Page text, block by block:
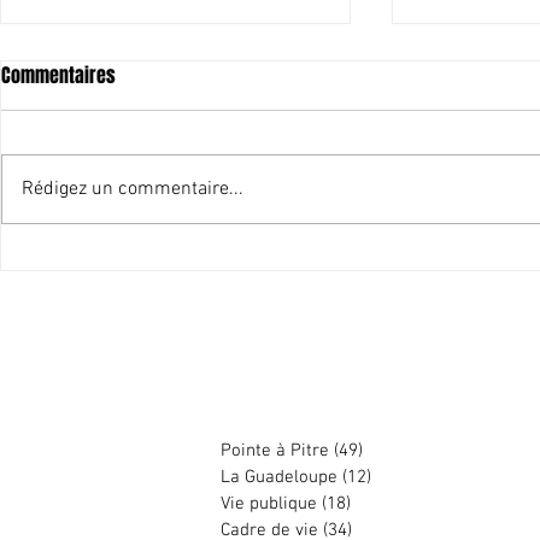
Bonne année 2021
Commentaires
Rédigez un commentaire...
Pointe à Pitre (49)
La Guadeloupe (12)
Vie publique (18)
Cadre de vie (34)